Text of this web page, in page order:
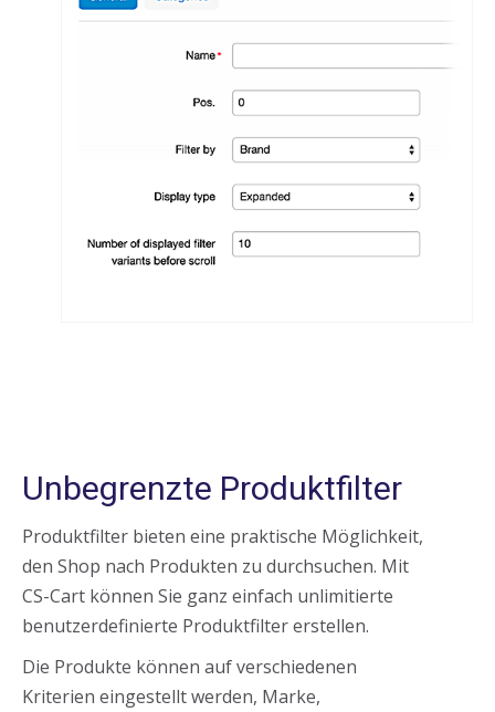
Unbegrenzte Produktfilter
Produktfilter bieten eine praktische Möglichkeit,
den Shop nach Produkten zu durchsuchen. Mit
CS-Cart können Sie ganz einfach unlimitierte
benutzerdefinierte Produktfilter erstellen.
Die Produkte können auf verschiedenen
Kriterien eingestellt werden, Marke,